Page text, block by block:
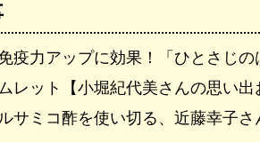
疫力アップに効果！「ひとさじ
レット【小堀紀代美さんの思い出
サミコ酢を使い切る、近藤幸子